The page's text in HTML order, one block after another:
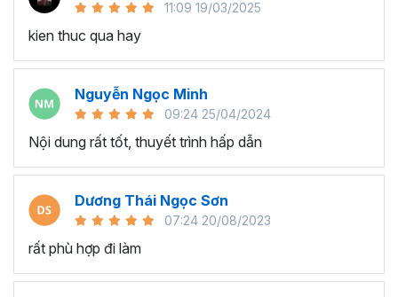
Lập trình sự kiện:
Thành thạo xử lý sự kiện như nút nhấn, thay đổi giá
trị ô, và các sự kiện khác.
Tư duy xử lý các bài toán bằng VBA:
Phát triển khả năng tư duy lập trình để giải quyết các
vấn đề và bài toán cụ thể.
giải quyết các thách thức.
11:09 19/03/2025
kien thuc qua hay
Nguyễn Ngọc Minh
09:24 25/04/2024
Nội dung rất tốt, thuyết trình hấp dẫn
Dương Thái Ngọc Sơn
07:24 20/08/2023
rất phù hợp đi làm